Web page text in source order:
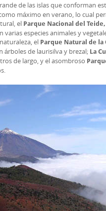
de las islas que conforman
máximo en verano, lo cual
el Parque Nacional del Teide,
varias especies animales y
el Parque Natural de la
árboles de laurisilva y brezal; La
de largo, y el asombroso